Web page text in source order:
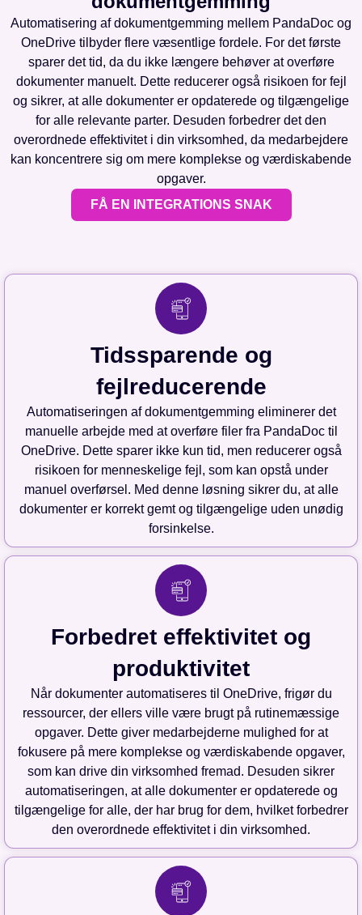
Automatisering af dokumentgemming mellem PandaDoc og
OneDrive tilbyder flere væsentlige fordele. For det første
sparer det tid, da du ikke længere behøver at overføre
dokumenter manuelt. Dette reducerer også risikoen for fejl
og sikrer, at alle dokumenter er opdaterede og tilgængelige
for alle relevante parter. Desuden forbedrer det den
overordnede effektivitet i din virksomhed, da medarbejdere
kan koncentrere sig om mere komplekse og værdiskabende
opgaver.
FÅ EN INTEGRATIONS SNAK
Tidssparende og
fejlreducerende
Automatiseringen af dokumentgemming eliminerer det
manuelle arbejde med at overføre filer fra PandaDoc til
OneDrive. Dette sparer ikke kun tid, men reducerer også
risikoen for menneskelige fejl, som kan opstå under
manuel overførsel. Med denne løsning sikrer du, at alle
dokumenter er korrekt gemt og tilgængelige uden unødig
forsinkelse.
Forbedret effektivitet og
produktivitet
Når dokumenter automatiseres til OneDrive, frigør du
ressourcer, der ellers ville være brugt på rutinemæssige
opgaver. Dette giver medarbejderne mulighed for at
fokusere på mere komplekse og værdiskabende opgaver,
som kan drive din virksomhed fremad. Desuden sikrer
automatiseringen, at alle dokumenter er opdaterede og
tilgængelige for alle, der har brug for dem, hvilket forbedrer
den overordnede effektivitet i din virksomhed.